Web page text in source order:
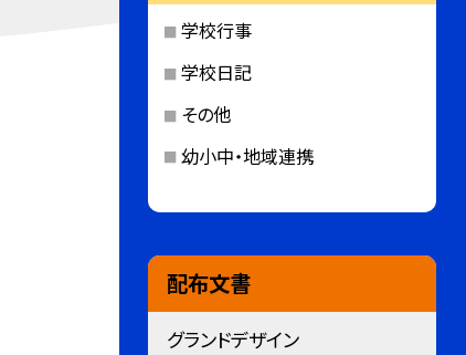
学校行事
学校日記
その他
幼小中・地域連携
配布文書
グランドデザイン